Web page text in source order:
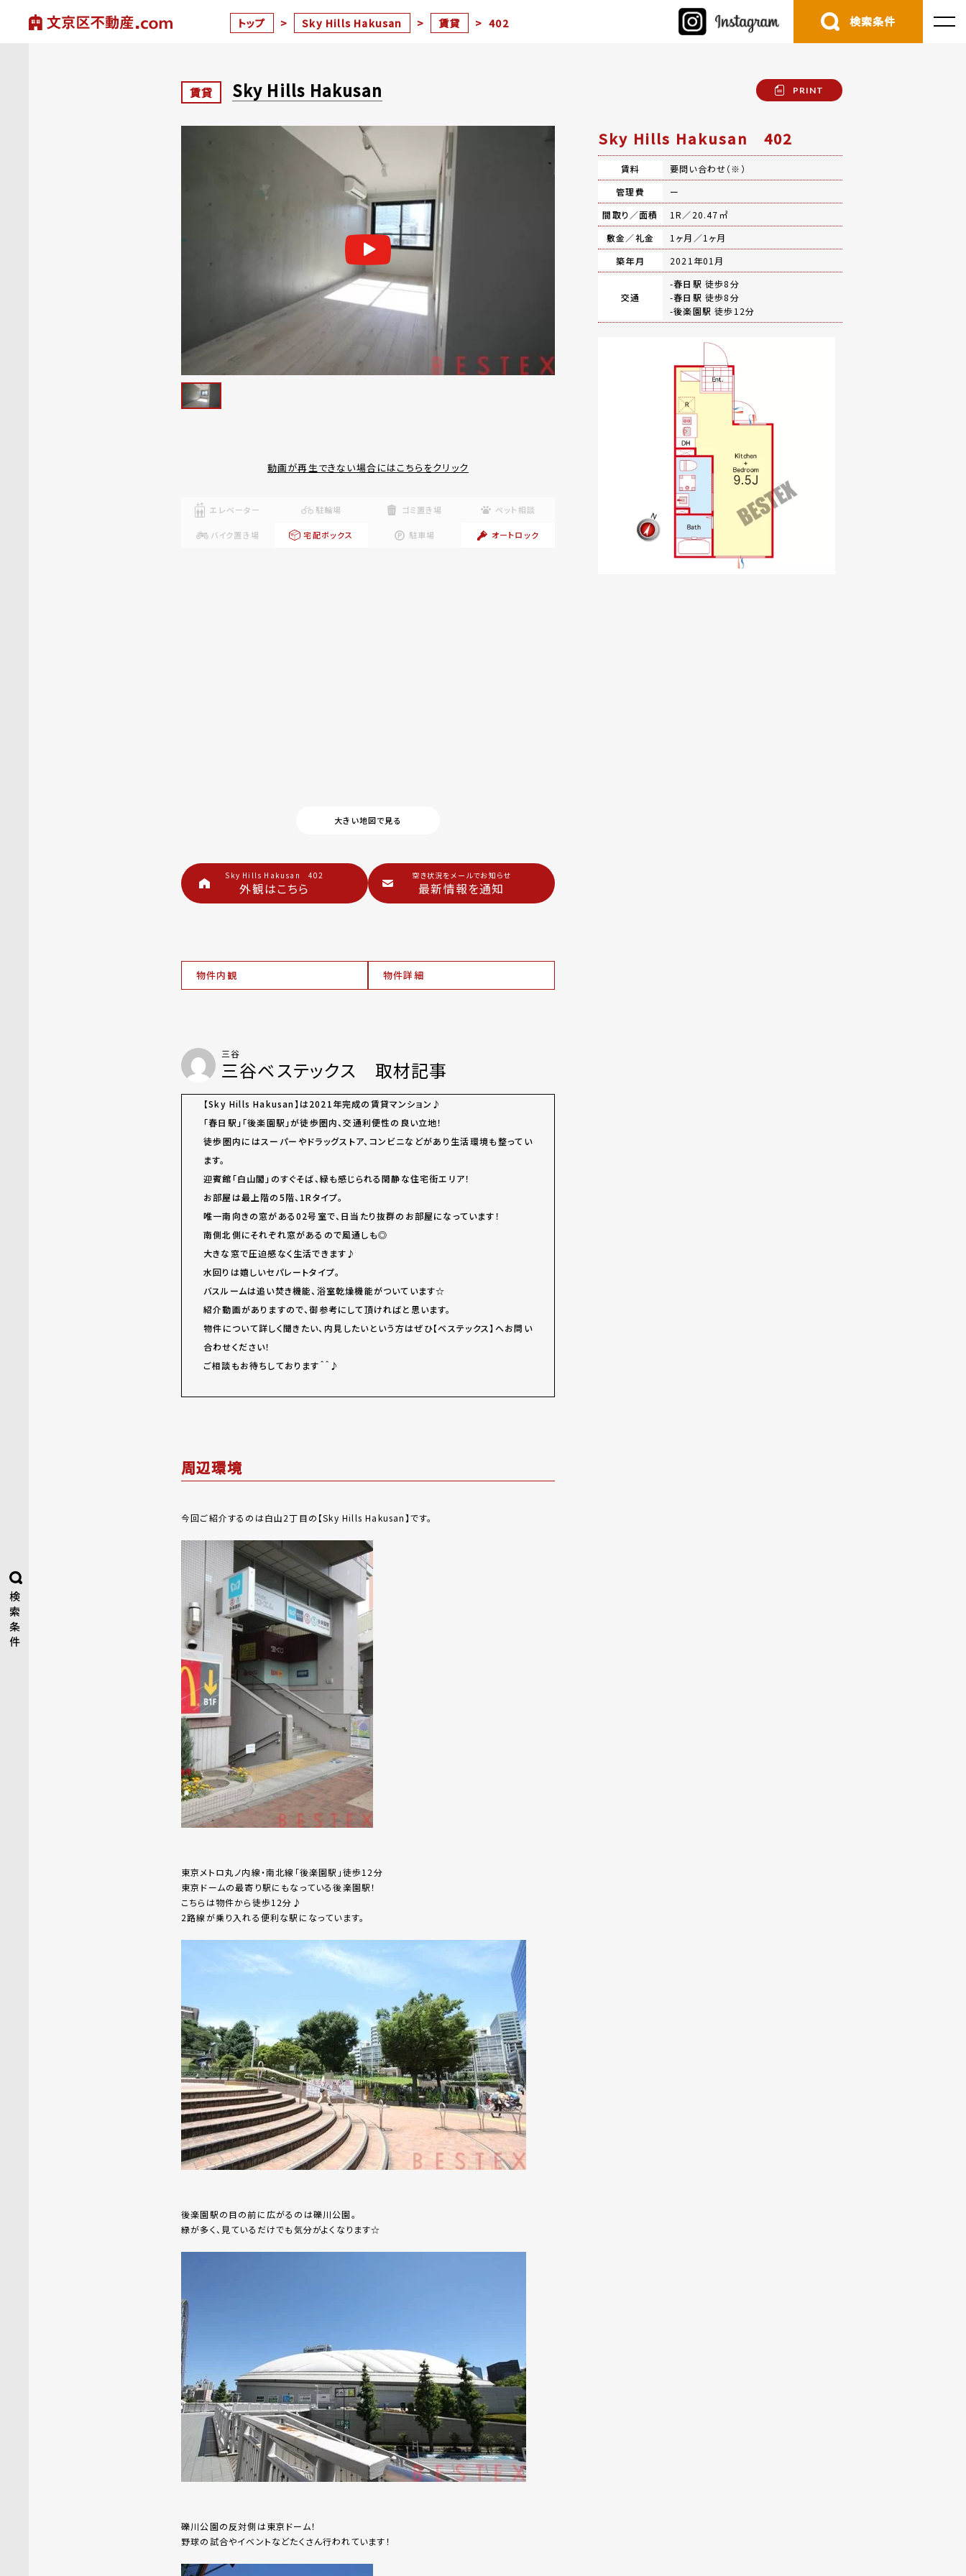
トップ > Sky Hills Hakusan > 賃貸 > 402 検索条件
検
索
条
件
賃貸 Sky Hills Hakusan PRINT
動画が再生できない場合にはこちらをクリック
エレベーター 駐輪場 ゴミ置き場 ペット相談
バイク置き場 宅配ボックス 駐車場 オートロック
大きい地図で見る
Sky Hills Hakusan 402
外観はこちら
空き状況をメールでお知らせ
最新情報を通知
物件内観 物件詳細
三谷
三谷ベステックス 取材記事
【Sky Hills Hakusan】は2021年完成の賃貸マンション♪
「春日駅」「後楽園駅」が徒歩圏内、交通利便性の良い立地！
徒歩圏内にはスーパーやドラッグストア、コンビニなどがあり生活環境も整ってい
ます。
迎賓館「白山閣」のすぐそば、緑も感じられる閑静な住宅街エリア！
お部屋は最上階の5階、1Rタイプ。
唯一南向きの窓がある02号室で、日当たり抜群のお部屋になっています！
南側北側にそれぞれ窓があるので風通しも◎
大きな窓で圧迫感なく生活できます♪
水回りは嬉しいセパレートタイプ。
バスルームは追い焚き機能、浴室乾燥機能がついています☆
紹介動画がありますので、御参考にして頂ければと思います。
物件について詳しく聞きたい、内見したいという方はぜひ【ベステックス】へお問い
合わせください！
ご相談もお待ちしております＾＾♪
周辺環境
今回ご紹介するのは白山2丁目の【Sky Hills Hakusan】です。
東京メトロ丸ノ内線・南北線「後楽園駅」徒歩12分
東京ドームの最寄り駅にもなっている後楽園駅！
こちらは物件から徒歩12分♪
2路線が乗り入れる便利な駅になっています。
後楽園駅の目の前に広がるのは礫川公園。
緑が多く、見ているだけでも気分がよくなります☆
礫川公園の反対側は東京ドーム！
野球の試合やイベントなどたくさん行われています！
Sky Hills Hakusan 402
賃料
要問い合わせ（※）
管理費
ー
間取り／面積
1R／20.47㎡
敷金／礼金
1ヶ月／1ヶ月
築年月
2021年01月
交通
-春日駅 徒歩8分
-春日駅 徒歩8分
-後楽園駅 徒歩12分